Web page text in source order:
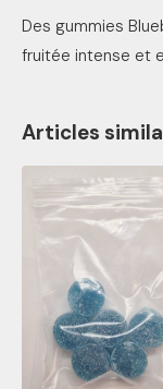
Des gummies
fruitée intense et
Articles